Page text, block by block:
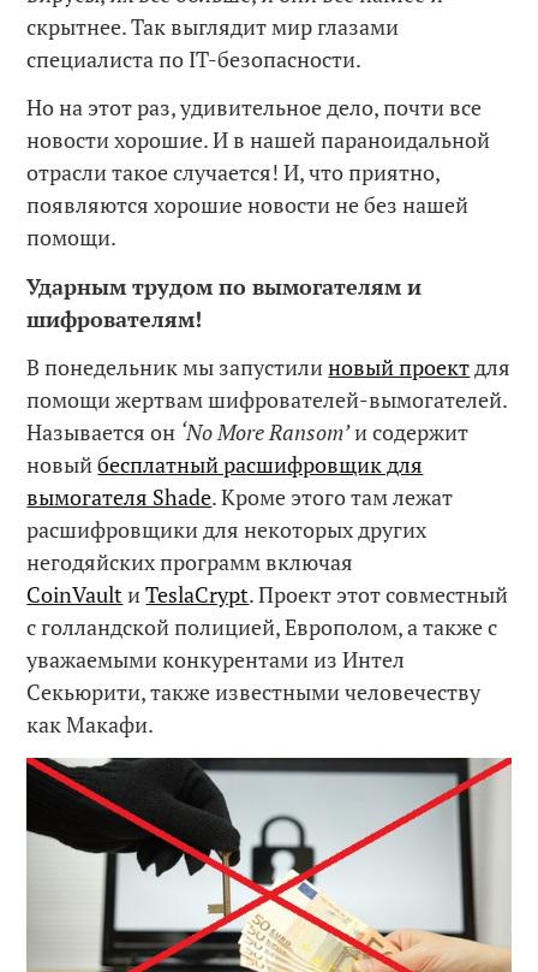
скрытнее. Так выглядит мир глазами
специалиста по IT-безопасности.
Но на этот раз, удивительное дело, почти все
новости хорошие. И в нашей параноидальной
отрасли такое случается! И, что приятно,
появляются хорошие новости не без нашей
помощи.
Ударным трудом по вымогателям и
шифрователям!
В понедельник мы запустилиновый проектдля
помощи жертвам шифрователей-вымогателей.
Называется он ‘No More Ransom’и содержит
новыйбесплатный расшифровщик для
вымогателя Shade. Кроме этого там лежат
расшифровщики для некоторых других
негодяйских программ включая
CoinVaultиTeslaCrypt. Проект этот совместный
с голландской полицией, Европолом, а также с
уважаемыми конкурентами из Интел
Секьюрити, также известными человечеству
как Макафи.